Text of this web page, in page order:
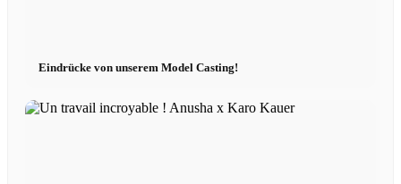
Eindrücke von unserem Model Casting!